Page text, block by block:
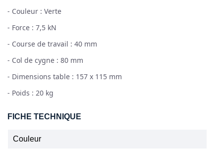
- Couleur : Verte
- Force : 7,5 kN
- Course de travail : 40 mm
- Col de cygne : 80 mm
- Dimensions table : 157 x 115 mm
- Poids : 20 kg
FICHE TECHNIQUE
Couleur